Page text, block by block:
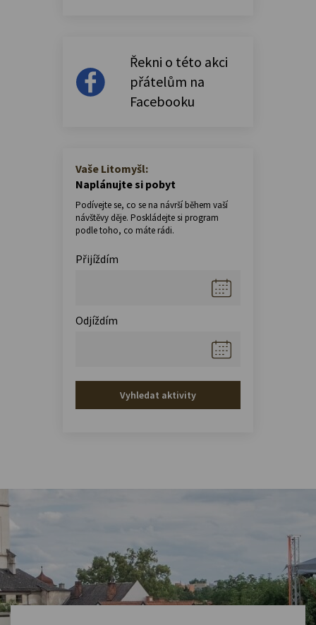
Řekni o této akci
přátelům na
Facebooku
Vaše Litomyšl:
Naplánujte si pobyt
Podívejte se, co se na návrší během vaší
návštěvy děje. Poskládejte si program
podle toho, co máte rádi.
Přijíždím
Odjíždím
Vyhledat aktivity